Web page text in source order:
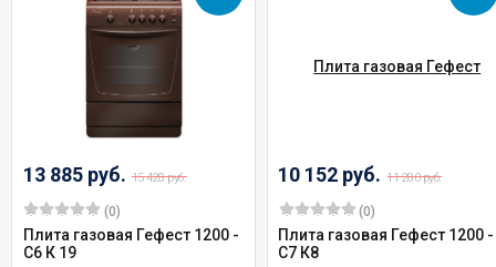
13 885 руб. 15 428 руб.
(0)
Плита газовая Гефест 1200 -
С6 К 19
10 152 руб. 11 280 руб.
(0)
Плита газовая Гефест 1200 -
С7 К8